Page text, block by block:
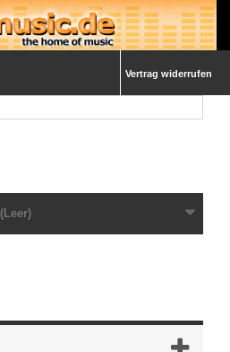
Vertrag widerrufen
(Leer)